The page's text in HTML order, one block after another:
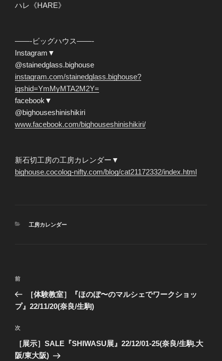
ハレ《HARE》
——-ビッグハウス——-
Instagram▼
@stainedglass.bighouse
instagram.com/stainedglass.bighouse?
igshid=YmMyMTA2M2Y=
facebook▼
@bighouseshinishikiri
www.facebook.com/bighouseshinishikiri/
新石切工房の工房カレンダー▼
bighouse.cocolog-nifty.com/blog/cat21172332/index.html
カ
工房カレンダー
投
ナ
ゲ
ー
シ
前
の
投
前
［体験教室］『ほのぼ〜のマルシェでワークショッ
プ』22/11/20(奈良/生駒)
次
の
投
次
［展示］SALE『SHIWASU展』22/12/01-25(奈良/生駒.大
阪/東大阪)